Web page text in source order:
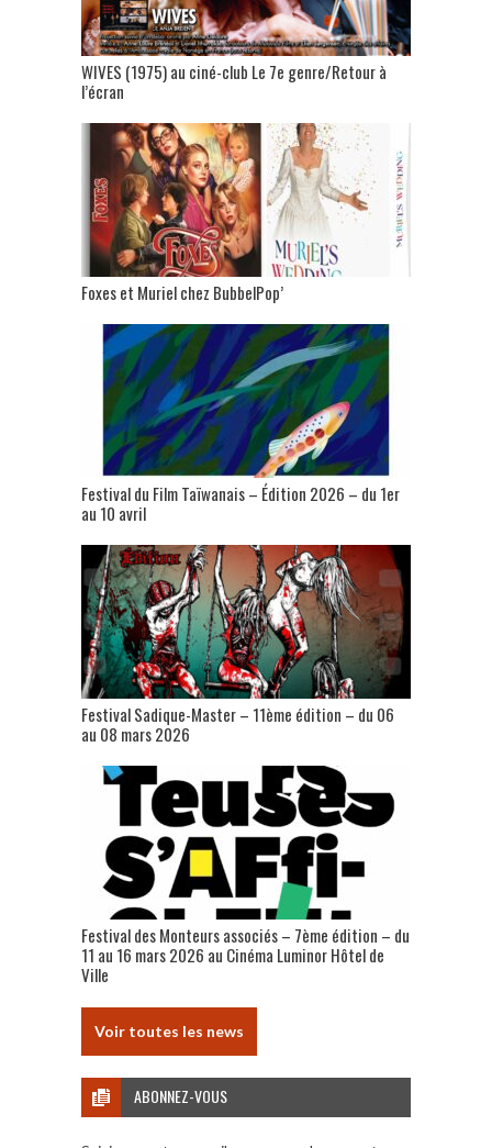
WIVES (1975) au ciné-club Le 7e genre/Retour à
l’écran
Foxes et Muriel chez BubbelPop’
Festival du Film Taïwanais – Édition 2026 – du 1er
au 10 avril
Festival Sadique-Master – 11ème édition – du 06
au 08 mars 2026
Festival des Monteurs associés – 7ème édition – du
11 au 16 mars 2026 au Cinéma Luminor Hôtel de
Ville
Voir toutes les news
ABONNEZ-VOUS